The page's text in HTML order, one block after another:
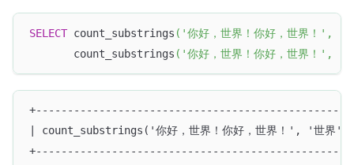
SELECT count_substrings ( '你好，世界！你好，世界！' ,
       count_substrings
( '你好，世界！你好，世界！' ,
| count_substrings('你好，世界！你好，世界！',